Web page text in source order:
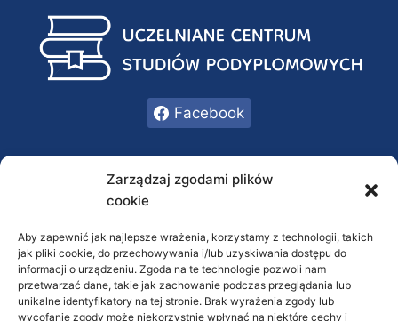
Zarządzaj zgodami plików
cookie
Aby zapewnić jak najlepsze wrażenia, korzystamy z technologii, takich
jak pliki cookie, do przechowywania i/lub uzyskiwania dostępu do
informacji o urządzeniu. Zgoda na te technologie pozwoli nam
przetwarzać dane, takie jak zachowanie podczas przeglądania lub
unikalne identyfikatory na tej stronie. Brak wyrażenia zgody lub
wycofanie zgody może niekorzystnie wpłynąć na niektóre cechy i
Facebook
O nas
Kontakt
RODO / Polityka prywatności